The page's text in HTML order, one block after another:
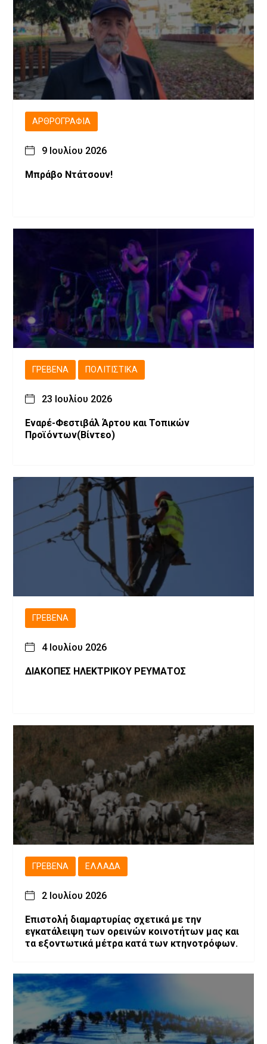
ΑΡΘΡΟΓΡΑΦΊΑ
9 Ιουλίου 2026
Μπράβο Ντάτσουν!
ΓΡΕΒΕΝΆ ΠΟΛΙΤΙΣΤΙΚΆ
23 Ιουλίου 2026
Εναρέ-Φεστιβάλ Άρτου και Τοπικών
Προϊόντων(Βίντεο)
ΓΡΕΒΕΝΆ
4 Ιουλίου 2026
ΔΙΑΚΟΠΕΣ ΗΛΕΚΤΡΙΚΟΥ ΡΕΥΜΑΤΟΣ
ΓΡΕΒΕΝΆ ΕΛΛΆΔΑ
2 Ιουλίου 2026
Επιστολή διαμαρτυρίας σχετικά με την
εγκατάλειψη των ορεινών κοινοτήτων μας και
τα εξοντωτικά μέτρα κατά των κτηνοτρόφων.